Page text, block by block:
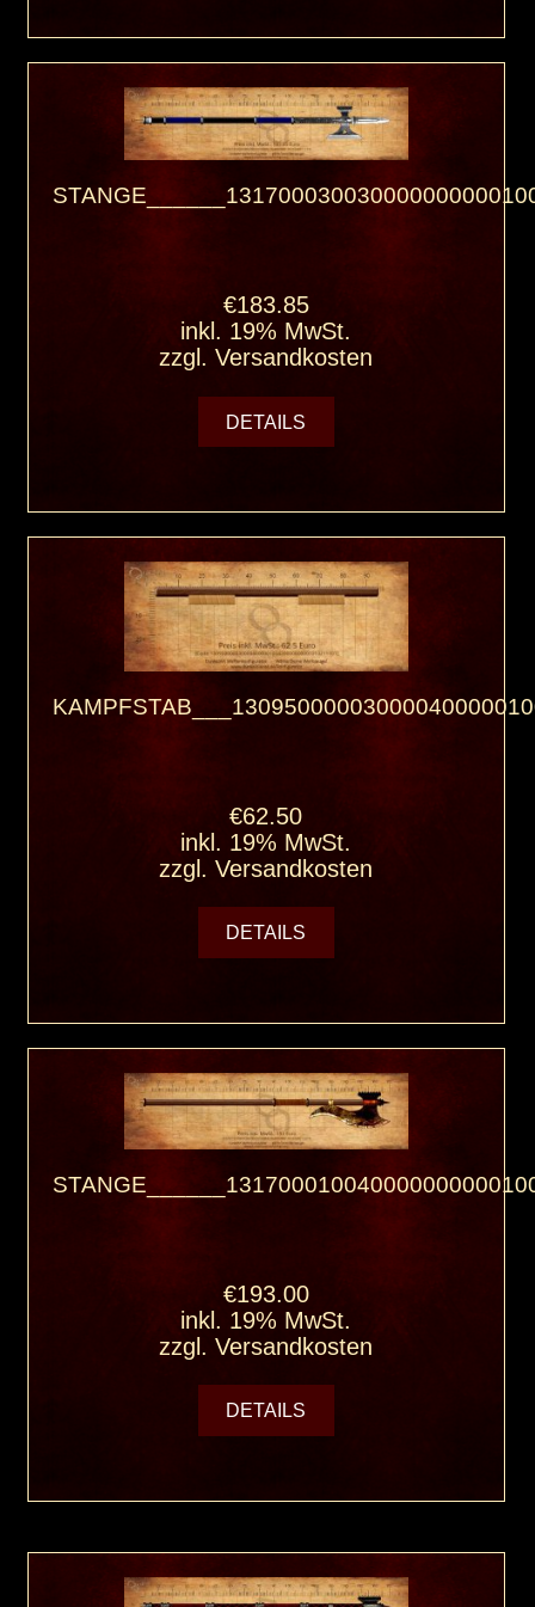
€183.85
inkl. 19% MwSt.
zzgl.Versandkosten
DETAILS
€62.50
inkl. 19% MwSt.
zzgl.Versandkosten
DETAILS
€193.00
inkl. 19% MwSt.
zzgl.Versandkosten
DETAILS